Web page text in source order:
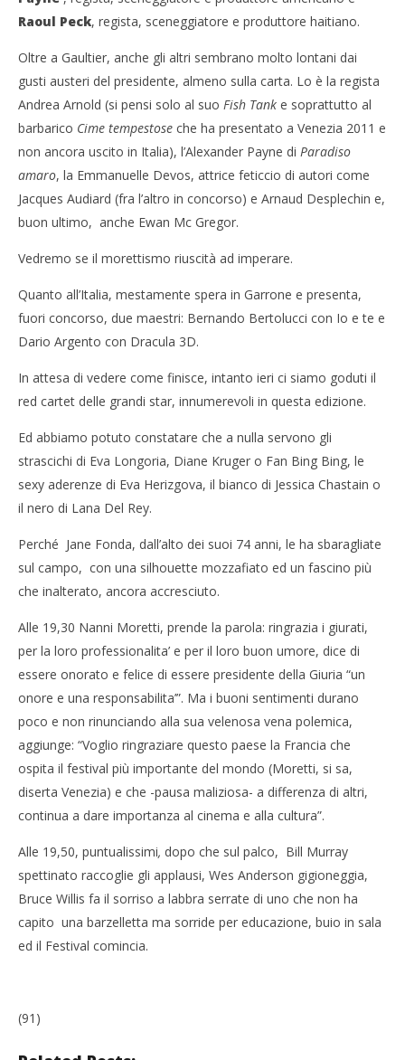
Raoul Peck, regista, sceneggiatore e produttore haitiano.
Oltre a Gaultier, anche gli altri sembrano molto lontani dai
gusti austeri del presidente, almeno sulla carta. Lo è la regista
Andrea Arnold (si pensi solo al suo Fish Tank e soprattutto al
barbarico Cime tempestose che ha presentato a Venezia 2011 e
non ancora uscito in Italia), l’Alexander Payne di Paradiso
amaro, la Emmanuelle Devos, attrice feticcio di autori come
Jacques Audiard (fra l’altro in concorso) e Arnaud Desplechin e,
buon ultimo, anche Ewan Mc Gregor.
Vedremo se il morettismo riuscità ad imperare.
Quanto all’Italia, mestamente spera in Garrone e presenta,
fuori concorso, due maestri: Bernando Bertolucci con Io e te e
Dario Argento con Dracula 3D.
In attesa di vedere come finisce, intanto ieri ci siamo goduti il
red cartet delle grandi star, innumerevoli in questa edizione.
Ed abbiamo potuto constatare che a nulla servono gli
strascichi di Eva Longoria, Diane Kruger o Fan Bing Bing, le
sexy aderenze di Eva Herizgova, il bianco di Jessica Chastain o
il nero di Lana Del Rey.
Perché Jane Fonda, dall’alto dei suoi 74 anni, le ha sbaragliate
sul campo, con una silhouette mozzafiato ed un fascino più
che inalterato, ancora accresciuto.
Alle 19,30 Nanni Moretti, prende la parola: ringrazia i giurati,
per la loro professionalita’ e per il loro buon umore, dice di
essere onorato e felice di essere presidente della Giuria “un
onore e una responsabilita’”. Ma i buoni sentimenti durano
poco e non rinunciando alla sua velenosa vena polemica,
aggiunge: “Voglio ringraziare questo paese la Francia che
ospita il festival più importante del mondo (Moretti, si sa,
diserta Venezia) e che -pausa maliziosa- a differenza di altri,
continua a dare importanza al cinema e alla cultura”.
Alle 19,50, puntualissimi, dopo che sul palco, Bill Murray
spettinato raccoglie gli applausi, Wes Anderson gigioneggia,
Bruce Willis fa il sorriso a labbra serrate di uno che non ha
capito una barzelletta ma sorride per educazione, buio in sala
ed il Festival comincia.
(91)